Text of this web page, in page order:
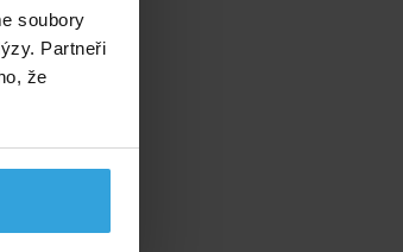
soubory
Partneři
že